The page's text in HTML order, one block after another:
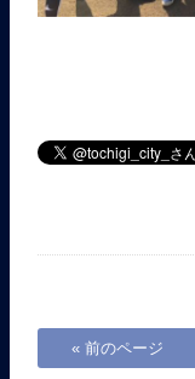
« 前のページ